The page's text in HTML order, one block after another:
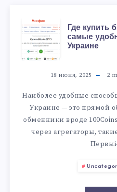
Где купить
самые
Украине
18 июня, 2025 2
Наиболее удобные
Украине — это прямой
обменники вроде
через агрегаторы,